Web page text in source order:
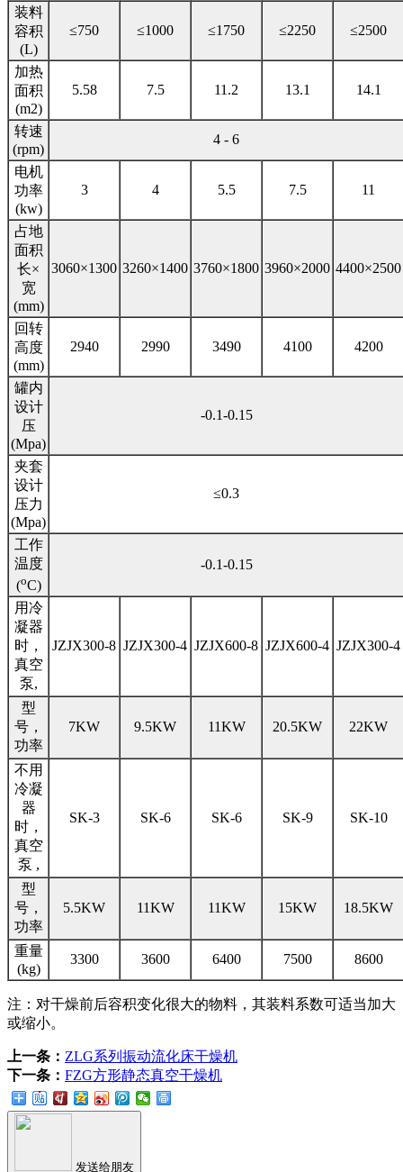
装料
容积
(L)
≤750 ≤1000 ≤1750 ≤2250 ≤2500
加热
面积
(m2)
5.58 7.5 11.2 13.1 14.1
转速
(rpm)
4 - 6
电机
功率
(kw)
3 4 5.5 7.5 11
占地
面积
长×
宽
(mm)
3060×1300 3260×1400 3760×1800 3960×2000 4400×2500
回转
高度
(mm)
2940 2990 3490 4100 4200
罐内
设计
压
(Mpa)
-0.1-0.15
夹套
设计
压力
(Mpa)
≤0.3
工作
温度
(oC)
-0.1-0.15
用冷
凝器
时，
真空
泵,
JZJX300-8 JZJX300-4 JZJX600-8 JZJX600-4 JZJX300-4
型
号，
功率
7KW 9.5KW 11KW 20.5KW 22KW
不用
冷凝
器
时，
真空
泵 ,
SK-3 SK-6 SK-6 SK-9 SK-10
型
号，
功率
5.5KW 11KW 11KW 15KW 18.5KW
重量
(kg)
3300 3600 6400 7500 8600
注：对干燥前后容积变化很大的物料，其装料系数可适当加大
或缩小。
上一条： ZLG系列振动流化床干燥机
下一条： FZG方形静态真空干燥机
发送给朋友